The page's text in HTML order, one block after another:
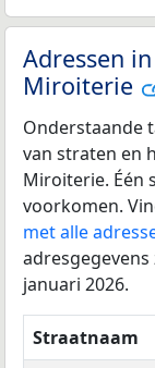
Adressen
Miroiterie
Onderstaande
van straten en
Miroiterie. Één
voorkomen.
met alle
januari 2026.
Straatnaam